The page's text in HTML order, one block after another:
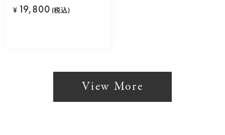
¥ 19,800 (税込)
View More